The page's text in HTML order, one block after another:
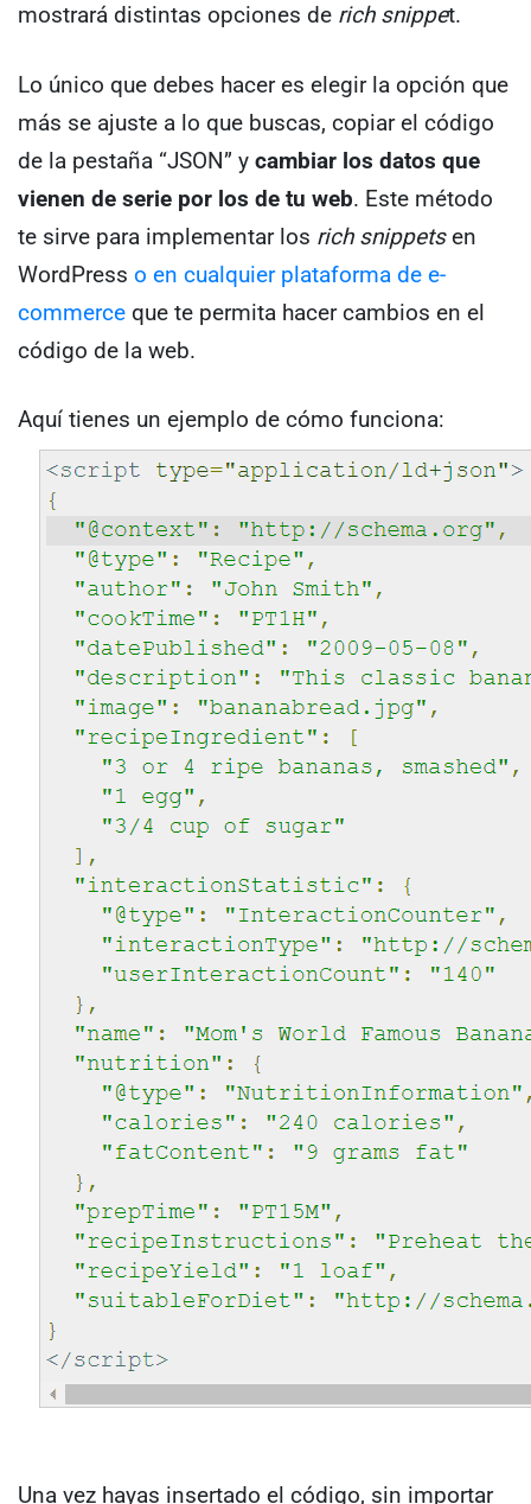
mostrará distintas opciones de rich snippet.
Lo único que debes hacer es elegir la opción que
más se ajuste a lo que buscas, copiar el código
de la pestaña “JSON” y cambiar los datos que
vienen de serie por los de tu web. Este método
te sirve para implementar los rich snippetsen
WordPress o en cualquier plataforma de e-
commerce que te permita hacer cambios en el
código de la web.
Aquí tienes un ejemplo de cómo funciona:
Una vez hayas insertado el código, sin importar